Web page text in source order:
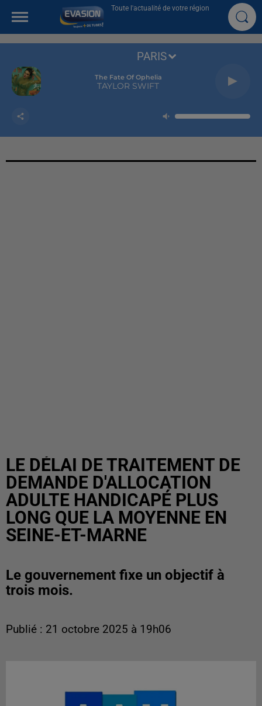
Toute l'actualité de votre région
The Fate Of Ophelia
TAYLOR SWIFT
PARIS
LE DÉLAI DE TRAITEMENT DE
DEMANDE D'ALLOCATION
ADULTE HANDICAPÉ PLUS
LONG QUE LA MOYENNE EN
SEINE-ET-MARNE
Le gouvernement fixe un objectif à
trois mois.
Publié : 21 octobre 2025 à 19h06